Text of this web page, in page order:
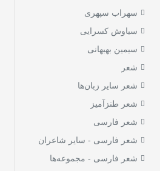
سهراب سپهری
سیاوش کسرایی
سیمین بهبهانی
شعر
شعر سایر زبان‌ها
شعر طنزآمیز
شعر فارسی
شعر فارسی - سایر شاعران
شعر فارسی - مجموعه‌ها